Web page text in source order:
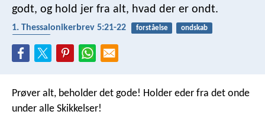
godt, og hold jer fra alt, hvad der er ondt.
1. Thessalonikerbrev 5:21-22 forståelse
ondskab
Prøver alt, beholder det gode! Holder eder fra det onde
under alle Skikkelser!